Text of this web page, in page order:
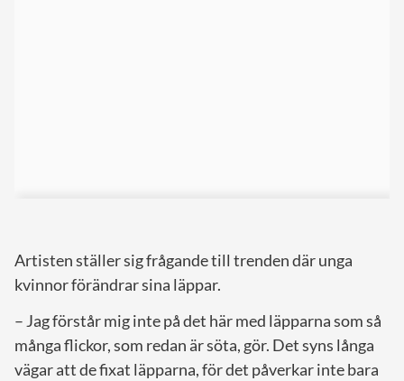
Artisten ställer sig frågande till trenden där unga
kvinnor förändrar sina läppar.
– Jag förstår mig inte på det här med läpparna som så
många flickor, som redan är söta, gör. Det syns långa
vägar att de fixat läpparna, för det påverkar inte bara